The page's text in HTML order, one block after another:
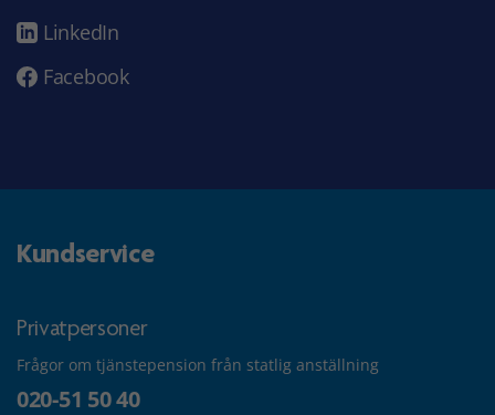
LinkedIn
Facebook
Kundservice
Privatpersoner
Frågor om tjänstepension från statlig anställning
020-51 50 40